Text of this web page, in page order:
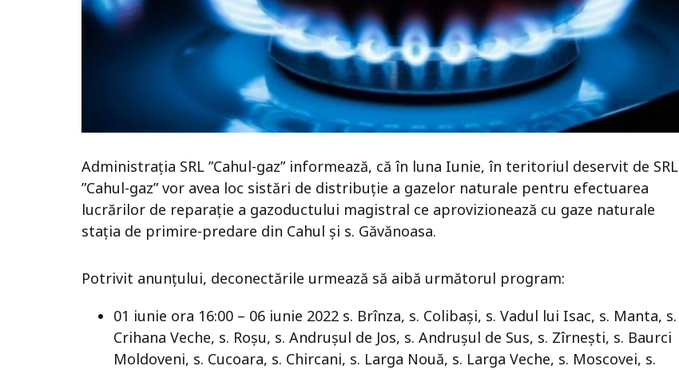
Administrația SRL ”Cahul-gaz” informează, că în luna Iunie, în teritoriul deservit de SRL
”Cahul-gaz” vor avea loc sistări de distribuție a gazelor naturale pentru efectuarea
lucrărilor de reparație a gazoductului magistral ce aprovizionează cu gaze naturale
stația de primire-predare din Cahul și s. Găvănoasa.
Potrivit anunțului, deconectările urmează să aibă următorul program:
01 iunie ora 16:00 – 06 iunie 2022 s. Brînza, s. Colibași, s. Vadul lui Isac, s. Manta, s.
Crihana Veche, s. Roșu, s. Andrușul de Jos, s. Andrușul de Sus, s. Zîrnești, s. Baurci
Moldoveni, s. Cucoara, s. Chircani, s. Larga Nouă, s. Larga Veche, s. Moscovei, s.